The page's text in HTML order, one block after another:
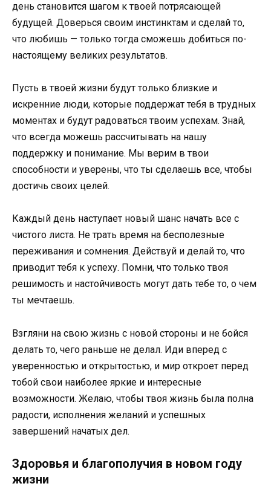
день становится шагом к твоей потрясающей
будущей. Доверься своим инстинктам и сделай то,
что любишь — только тогда сможешь добиться по-
настоящему великих результатов.
Пусть в твоей жизни будут только близкие и
искренние люди, которые поддержат тебя в трудных
моментах и будут радоваться твоим успехам. Знай,
что всегда можешь рассчитывать на нашу
поддержку и понимание. Мы верим в твои
способности и уверены, что ты сделаешь все, чтобы
достичь своих целей.
Каждый день наступает новый шанс начать все с
чистого листа. Не трать время на бесполезные
переживания и сомнения. Действуй и делай то, что
приводит тебя к успеху. Помни, что только твоя
решимость и настойчивость могут дать тебе то, о чем
ты мечтаешь.
Взгляни на свою жизнь с новой стороны и не бойся
делать то, чего раньше не делал. Иди вперед с
уверенностью и открытостью, и мир откроет перед
тобой свои наиболее яркие и интересные
возможности. Желаю, чтобы твоя жизнь была полна
радости, исполнения желаний и успешных
завершений начатых дел.
Здоровья и благополучия в новом году
жизни